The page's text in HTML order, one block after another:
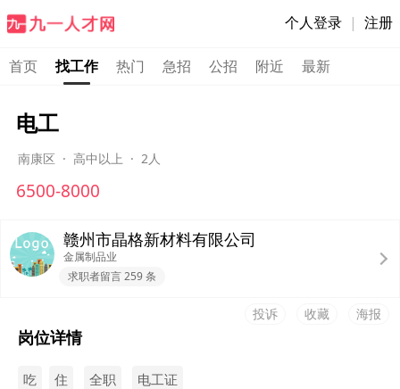
个人登录 | 注册
首页 找工作 热门 急招 公招 附近 最新
电工
南康区 · 高中以上 · 2人
6500-8000
赣州市晶格新材料有限公司
金属制品业
求职者留言 259 条
投诉 收藏 海报
岗位详情
吃 住 全职 电工证